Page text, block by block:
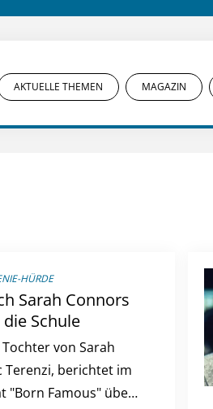
AKTUELLE THEMEN MAGAZIN
HÜRDE
Sarah Connors
Schule
von Sarah
Terenzi, berichtet im
"Born Famous" über